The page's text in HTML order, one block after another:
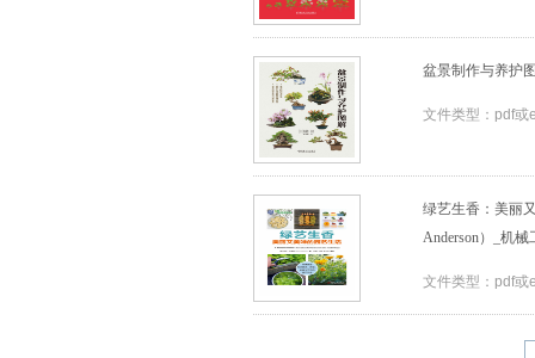
盆景制作与养护
文件类型：pdf
绿艺生香：美丽
Anderson）_机械
文件类型：pdf